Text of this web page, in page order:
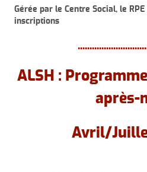
Gérée par le Centre Social, le
inscriptions
ALSH :
après-
Avril/